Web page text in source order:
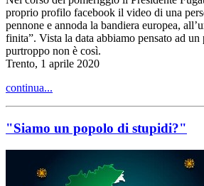
proprio profilo facebook il video di una
pennone e annoda la bandiera europea,
finita”. Vista la data abbiamo pensato ad un
purtroppo non è così.
Trento, 1 aprile 2020
continua...
"Siamo un popolo di stupidi?"